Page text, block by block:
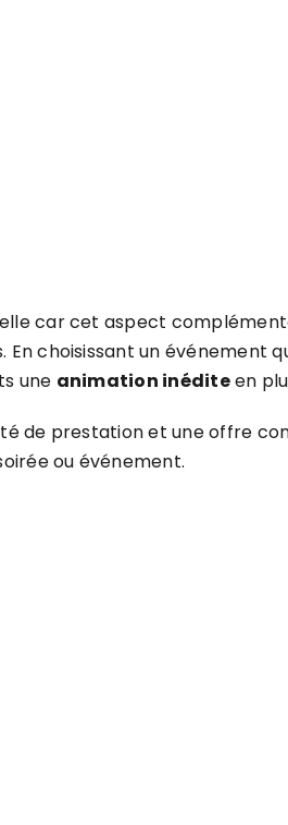
car cet aspect
En choisissant un événement
une animation inéditeen
de prestation et une offre
ou événement.